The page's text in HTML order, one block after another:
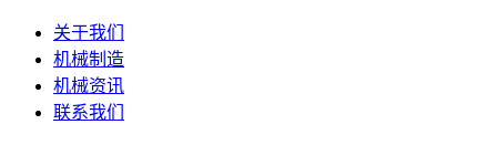
关于我们
机械制造
机械资讯
联系我们